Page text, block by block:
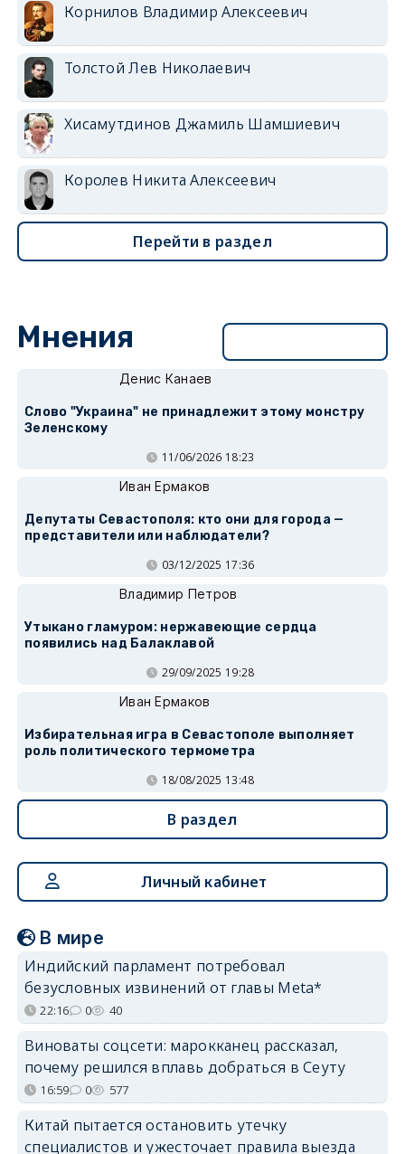
Корнилов Владимир Алексеевич
Толстой Лев Николаевич
Хисамутдинов Джамиль Шамшиевич
Королев Никита Алексеевич
Перейти в раздел
Мнения
Денис Канаев
Слово "Украина" не принадлежит этому монстру
Зеленскому
11/06/2026 18:23
Иван Ермаков
Депутаты Севастополя: кто они для города —
представители или наблюдатели?
03/12/2025 17:36
Владимир Петров
Утыкано гламуром: нержавеющие сердца
появились над Балаклавой
29/09/2025 19:28
Иван Ермаков
Избирательная игра в Севастополе выполняет
роль политического термометра
18/08/2025 13:48
В раздел
Личный кабинет
В мире
Индийский парламент потребовал
безусловных извинений от главы Meta*
22:16 0 40
Виноваты соцсети: марокканец рассказал,
почему решился вплавь добраться в Сеуту
16:59 0 577
Китай пытается остановить утечку
специалистов и ужесточает правила выезда